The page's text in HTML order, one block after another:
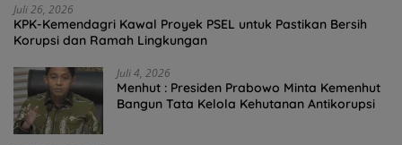
Juli 26, 2026
KPK-Kemendagri Kawal Proyek PSEL untuk Pastikan Bersih
Korupsi dan Ramah Lingkungan
Juli 4, 2026
Menhut : Presiden Prabowo Minta Kemenhut
Bangun Tata Kelola Kehutanan Antikorupsi